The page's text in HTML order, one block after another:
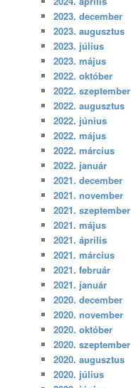
2023. december
2023. augusztus
2023. július
2023. május
2022. október
2022. szeptember
2022. augusztus
2022. június
2022. május
2022. március
2022. január
2021. december
2021. november
2021. szeptember
2021. május
2021. április
2021. március
2021. február
2021. január
2020. december
2020. november
2020. október
2020. szeptember
2020. augusztus
2020. július